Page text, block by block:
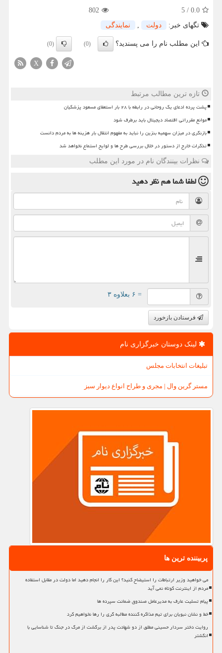
0.0
/
5
802
تگهای خبر:
دولت , نمایندگی
این مطلب نام را می پسندید؟ (0)
(0)
X
تازه ترین مطالب مرتبط
پشت پرده ادعای یک روحانی در رابطه با ۲۸ بار استعفای مسعود پزشکیان
موانع مقرراتی اقتصاد دیجیتال باید برطرف شود
بازنگری در میزان سهمیه بنزین را نباید به مفهوم انتقال بار هزینه ها به مردم دانست
تذکرات خارج از دستور در خلال بررسی طرح ها و لوایح استماع نخواهد شد
نظرات بینندگان نام در مورد این مطلب
لطفا شما همنظر دهید
= ۶ بعلاوه ۳
فرستادن بازخورد
لینک دوستان خبرگزاری نام
تبلیغات انتخابات مجلس
مستر گرین وال | مجری و طراح انواع دیوار سبز
پربیننده ترین ها
می خواهید وزیر ارتباطات را استیضاح کنید؟ این کار را انجام دهید اما دولت در مقابل استفاده
مردم از اینترنت کوتاه نمی آید
پیام تسلیت عارف به مدیرعامل صندوق ضمانت سپرده ها
خط و نشان نبویان برای تیم مذاکره کننده مطالبه گری را رها نخواهیم کرد
روایت دختر سردار حسینی مطلق از دو شهادت پدر از برگشت از مرگ در جنگ تا شناسایی با
انگشتر